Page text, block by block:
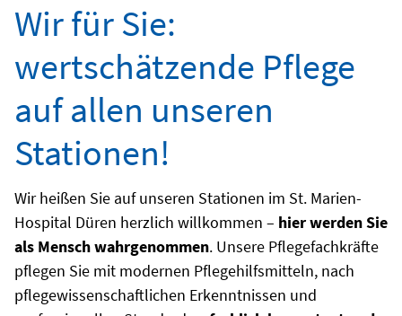
Wir für Sie:
wertschätzende Pflege
auf allen unseren
Stationen!
Wir heißen Sie auf unseren Stationen im St. Marien-
Hospital Düren herzlich willkommen – hier werden Sie
als Mensch wahrgenommen. Unsere Pflegefachkräfte
pflegen Sie mit modernen Pflegehilfsmitteln, nach
pflegewissenschaftlichen Erkenntnissen und